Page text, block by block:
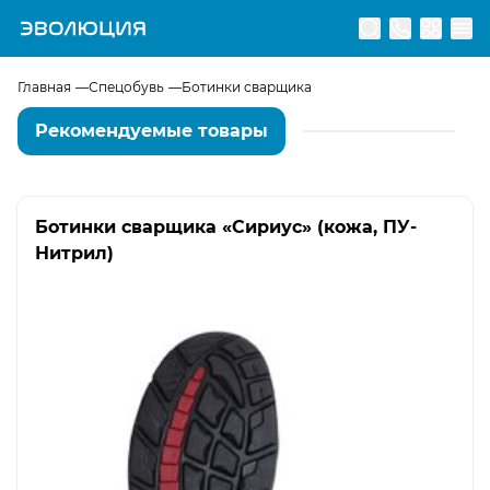
Перейти на главную страницу
Главная Спецобувь Ботинки сварщика
Рекомендуемые товары
Ботинки сварщика «Сириус» (кожа, ПУ-
Нитрил)